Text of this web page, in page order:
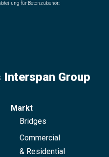
für Betonzubehör.:
Interspan Group
Markt
Bridges
Commercial
& Residential